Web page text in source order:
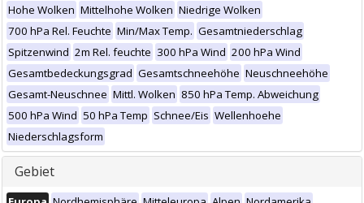
Hohe Wolken Mittelhohe Wolken Niedrige Wolken
700 hPa Rel. Feuchte Min/Max Temp. Gesamtniederschlag
Spitzenwind 2m Rel. feuchte 300 hPa Wind 200 hPa Wind
Gesamtbedeckungsgrad Gesamtschneehöhe Neuschneehöhe
Gesamt-Neuschnee Mittl. Wolken 850 hPa Temp. Abweichung
500 hPa Wind 50 hPa Temp Schnee/Eis Wellenhoehe
Niederschlagsform
Gebiet